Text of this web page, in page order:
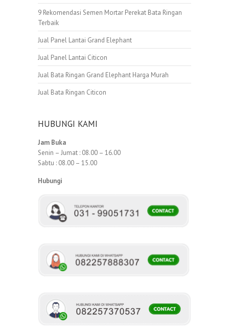
9 Rekomendasi Semen Mortar Perekat Bata Ringan
Terbaik
Jual Panel Lantai Grand Elephant
Jual Panel Lantai Citicon
Jual Bata Ringan Grand Elephant Harga Murah
Jual Bata Ringan Citicon
HUBUNGI KAMI
Jam Buka
Senin – Jumat : 08.00 – 16.00
Sabtu : 08.00 – 15.00
Hubungi